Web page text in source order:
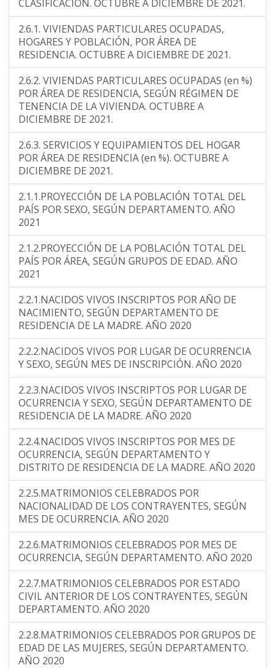
CLASIFICACIÓN. OCTUBRE A DICIEMBRE DE 2021.
2.6.1. VIVIENDAS PARTICULARES OCUPADAS,
HOGARES Y POBLACIÓN, POR ÁREA DE
RESIDENCIA. OCTUBRE A DICIEMBRE DE 2021.
2.6.2. VIVIENDAS PARTICULARES OCUPADAS (en %)
POR ÁREA DE RESIDENCIA, SEGÚN RÉGIMEN DE
TENENCIA DE LA VIVIENDA. OCTUBRE A
DICIEMBRE DE 2021.
2.6.3. SERVICIOS Y EQUIPAMIENTOS DEL HOGAR
POR ÁREA DE RESIDENCIA (en %). OCTUBRE A
DICIEMBRE DE 2021.
2.1.1.PROYECCIÓN DE LA POBLACIÓN TOTAL DEL
PAÍS POR SEXO, SEGÚN DEPARTAMENTO. AÑO
2021
2.1.2.PROYECCIÓN DE LA POBLACIÓN TOTAL DEL
PAÍS POR ÁREA, SEGÚN GRUPOS DE EDAD. AÑO
2021
2.2.1.NACIDOS VIVOS INSCRIPTOS POR AÑO DE
NACIMIENTO, SEGÚN DEPARTAMENTO DE
RESIDENCIA DE LA MADRE. AÑO 2020
2.2.2.NACIDOS VIVOS POR LUGAR DE OCURRENCIA
Y SEXO, SEGÚN MES DE INSCRIPCIÓN. AÑO 2020
2.2.3.NACIDOS VIVOS INSCRIPTOS POR LUGAR DE
OCURRENCIA Y SEXO, SEGÚN DEPARTAMENTO DE
RESIDENCIA DE LA MADRE. AÑO 2020
2.2.4.NACIDOS VIVOS INSCRIPTOS POR MES DE
OCURRENCIA, SEGÚN DEPARTAMENTO Y
DISTRITO DE RESIDENCIA DE LA MADRE. AÑO 2020
2.2.5.MATRIMONIOS CELEBRADOS POR
NACIONALIDAD DE LOS CONTRAYENTES, SEGÚN
MES DE OCURRENCIA. AÑO 2020
2.2.6.MATRIMONIOS CELEBRADOS POR MES DE
OCURRENCIA, SEGÚN DEPARTAMENTO. AÑO 2020
2.2.7.MATRIMONIOS CELEBRADOS POR ESTADO
CIVIL ANTERIOR DE LOS CONTRAYENTES, SEGÚN
DEPARTAMENTO. AÑO 2020
2.2.8.MATRIMONIOS CELEBRADOS POR GRUPOS DE
EDAD DE LAS MUJERES, SEGÚN DEPARTAMENTO.
AÑO 2020